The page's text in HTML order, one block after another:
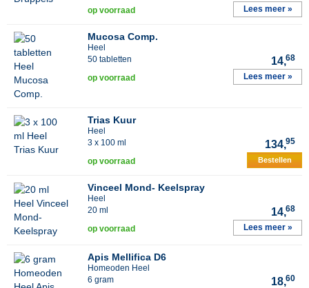
op voorraad Lees meer »
Mucosa Comp.
Heel
50 tabletten
14,68
op voorraad Lees meer »
Trias Kuur
Heel
3 x 100 ml
134,95
op voorraad Bestellen
Vinceel Mond- Keelspray
Heel
20 ml
14,68
op voorraad Lees meer »
Apis Mellifica D6
Homeoden Heel
6 gram
18,60